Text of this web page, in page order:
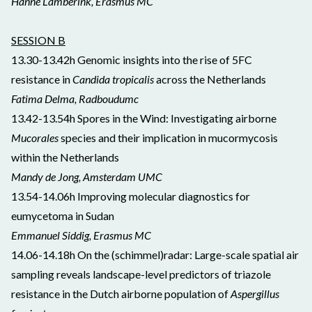
SESSION B
13.30-13.42h Genomic insights into the rise of 5FC
resistance inCandida tropicalisacross the Netherlands
Fatima Delma, Radboudumc
13.42-13.54hSpores in the Wind: Investigating airborne
Mucoralesspecies and their implication in mucormycosis
within the Netherlands
Mandy de Jong, Amsterdam UMC
13.54-14.06h Improving molecular diagnostics for
eumycetoma in Sudan
Emmanuel Siddig, Erasmus MC
14.06-14.18h On the (schimmel)radar: Large-scale spatial air
sampling reveals landscape-level predictors of triazole
resistance in the Dutch airborne population ofAspergillus